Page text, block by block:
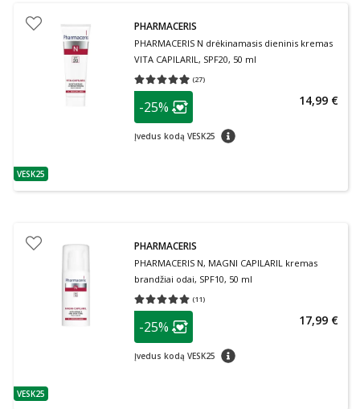
patarimas
VESK25
PHARMACERIS
PHARMACERIS N drėkinamasis dieninis kremas
VITA CAPILARIL, SPF20, 50 ml
(27)
Vidutinis įvertinimas 4.93
patarimas
Lojalumo klubo narių nuolaida
-25%
Įvedus kodą VESK25 patarimas
14,99 €
patarimas
VESK25
PHARMACERIS
PHARMACERIS N, MAGNI CAPILARIL kremas
brandžiai odai, SPF10, 50 ml
(11)
Vidutinis įvertinimas 5.00
patarimas
Lojalumo klubo narių nuolaida
-25%
Įvedus kodą VESK25 patarimas
17,99 €